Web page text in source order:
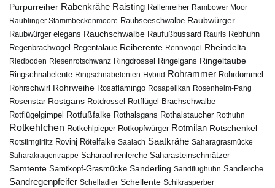
Purpurreiher Rabenkrähe Raisting Rallenreiher Rambower Moor
Raublinger Stammbeckenmoore Raubseeschwalbe Raubwürger
Raubwürger elegans Rauchschwalbe Raufußbussard Rauris Rebhuhn
Regenbrachvogel Regentalaue Reiherente Rennvogel Rheindelta
Riedboden Riesenrotschwanz Ringdrossel Ringelgans Ringeltaube
Ringschnabelente Ringschnabelenten-Hybrid Rohrammer Rohrdommel
Rohrschwirl Rohrweihe Rosaflamingo Rosapelikan Rosenheim-Pang
Rosenstar Rostgans Rotdrossel
Rotflügel-Brachschwalbe
Rotflügelgimpel Rotfußfalke Rothalsgans Rothalstaucher Rothuhn
Rotkehlchen Rotkehlpieper Rotkopfwürger Rotmilan Rotschenkel
Rotstirngirlitz Rovinj Rötelfalke Saalach Saatkrähe Saharagrasmücke
Saharakragentrappe Saharaohrenlerche Saharasteinschmätzer
Samtente Samtkopf-Grasmücke Sanderling Sandflughuhn Sandlerche
Sandregenpfeifer Schelladler Schellente Schikrasperber